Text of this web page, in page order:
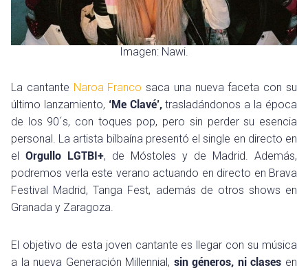
Imagen: Nawi.
La cantante Naroa Franco saca una nueva faceta con su
último lanzamiento, ‘Me Clavé’,trasladándonos a la época
de los 90´s, con toques pop, pero sin perder su esencia
personal. La artista bilbaína presentó el single en directo en
el
Orgullo LGTBI+, de Móstoles y de Madrid. Además,
podremos verla este verano actuando en directo en Brava
Festival Madrid, Tanga Fest, además de otros shows en
Granada y Zaragoza.
El objetivo de esta joven cantante es llegar con su música
a la nueva Generación Millennial, sin géneros, ni clases en